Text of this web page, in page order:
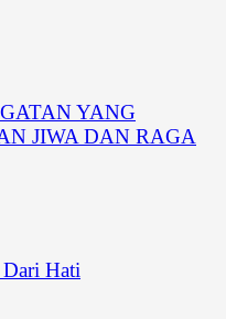
YANG
JIWA DAN RAGA
Dari Hati